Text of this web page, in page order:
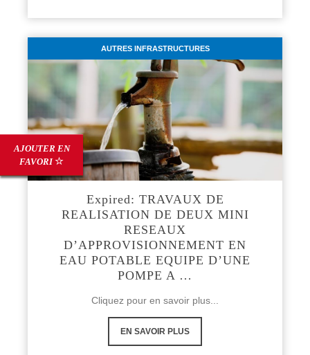
AUTRES INFRASTRUCTURES
Expired: TRAVAUX DE
REALISATION DE DEUX MINI
RESEAUX
D’APPROVISIONNEMENT EN
EAU POTABLE EQUIPE D’UNE
POMPE A …
Cliquez pour en savoir plus...
EN SAVOIR PLUS
AJOUTER EN
FAVORI